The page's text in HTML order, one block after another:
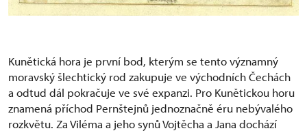
Kunětická hora je první bod, kterým se tento významný
moravský šlechtický rod zakupuje ve východních Čechách
a odtud dál pokračuje ve své expanzi. Pro Kunětickou horu
znamená příchod Pernštejnů jednoznačně éru nebývalého
rozkvětu. Za Viléma a jeho synů Vojtěcha a Jana dochází